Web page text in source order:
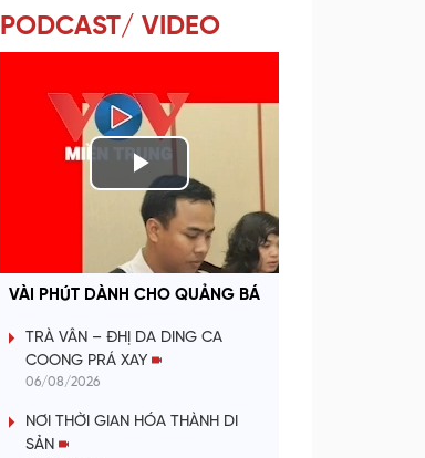
PODCAST/ VIDEO
P
l
a
y
i
VÀI PHÚT DÀNH CHO QUẢNG BÁ
TRÀ VÂN – ĐHỊ DA DING CA
COONG PRÁ XAY
06/08/2026
NƠI THỜI GIAN HÓA THÀNH DI
SẢN